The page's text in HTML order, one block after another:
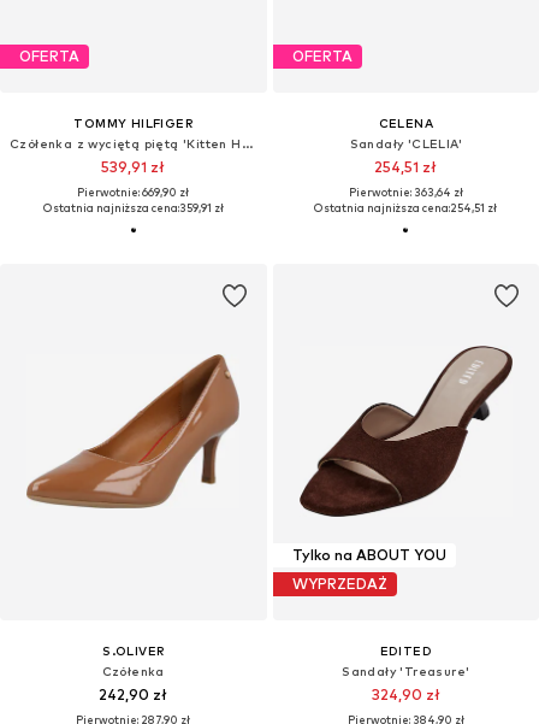
OFERTA
TOMMY HILFIGER
Czółenka z wyciętą piętą 'Kitten Heel Slingbacks'
539,91 zł
Pierwotnie: 669,90 zł
Ostatnia najniższa cena:359,91 zł
OFERTA
CELENA
Sandały 'CLELIA'
254,51 zł
Pierwotnie: 363,64 zł
Ostatnia najniższa cena:254,51 zł
S.OLIVER
Czółenka
242,90 zł
Pierwotnie: 287,90 zł
Tylko na ABOUT YOU
WYPRZEDAŻ
EDITED
Sandały 'Treasure'
324,90 zł
Pierwotnie: 384,90 zł